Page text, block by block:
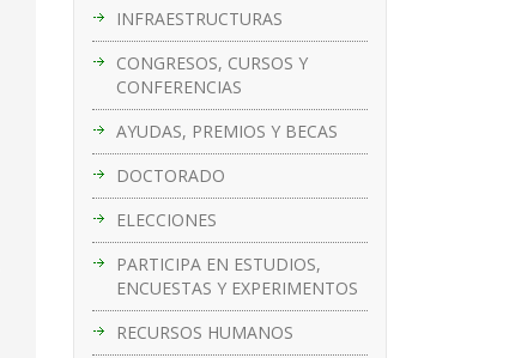
INFRAESTRUCTURAS
CONGRESOS, CURSOS Y
CONFERENCIAS
AYUDAS, PREMIOS Y BECAS
DOCTORADO
ELECCIONES
PARTICIPA EN ESTUDIOS,
ENCUESTAS Y EXPERIMENTOS
RECURSOS HUMANOS